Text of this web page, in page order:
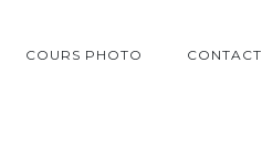
COURS PHOTO CONTACT